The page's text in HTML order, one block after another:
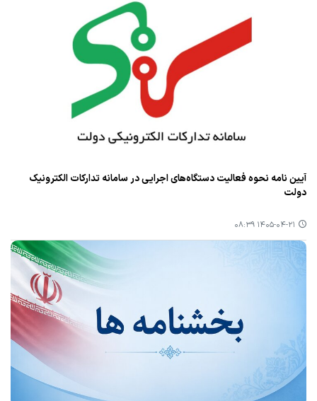
آیین نامه نحوه فعالیت دستگاه‌های اجرایی در سامانه تدارکات الکترونیک
دولت
۱۴۰۵-۰۴-۲۱ ۰۸:۳۹